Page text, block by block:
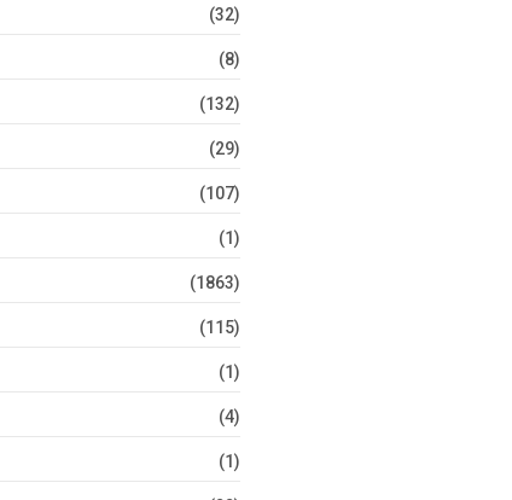
(32)
(8)
(132)
(29)
(107)
(1)
(1863)
(115)
(1)
(4)
(1)